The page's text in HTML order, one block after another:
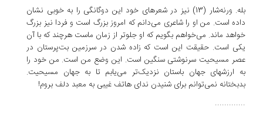
بله. ورنه‌شار (13) نیز در شعرهای خود این دوگانگی را به خوبی نشان
داده است. من او را شاعری می‌دانم که امروز بزرگ است و فردا نیز بزرگ
خواهد ماند. می‌خواهم بگویم که او جلوتر از زمان ماست هرچند که با آن
یکی است. حقیقت این است که زاده شدن در سرزمین بت‌پرستان در
عصر مسیحیت سرنوشتی سنگین است. این وضع من است. من خود را
به ارزشهای جهان باستان نزدیک‌تر می‌یابم تا به جهان مسیحیت.
بدبختانه نمی‌توانم برای شنیدن ندای هاتف غیبی به معبد دلف بروم!
.............